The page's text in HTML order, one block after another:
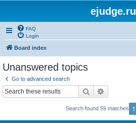
ejudge.ru
FAQ
Login
Board index
Unanswered topics
Go to advanced search
Search
Search found 59 matches 1